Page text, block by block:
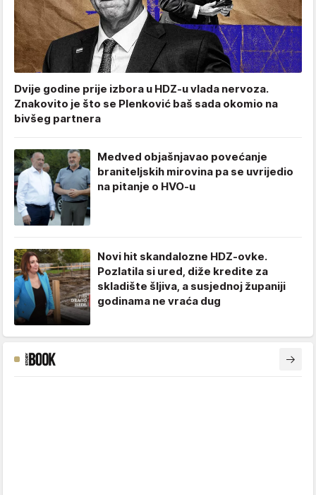
Dvije godine prije izbora u HDZ-u vlada nervoza.
Znakovito je što se Plenković baš sada okomio na
bivšeg partnera
Medved objašnjavao povećanje
braniteljskih mirovina pa se uvrijedio
na pitanje o HVO-u
Novi hit skandalozne HDZ-ovke.
Pozlatila si ured, diže kredite za
skladište šljiva, a susjednoj županiji
godinama ne vraća dug